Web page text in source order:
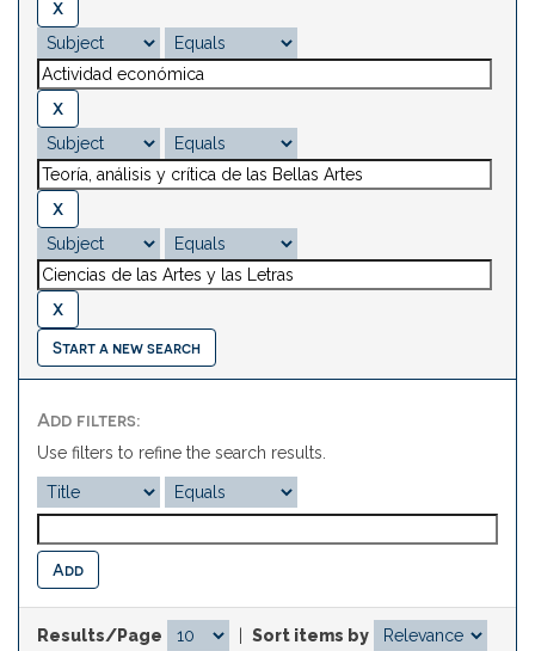
Start a new search
Add filters:
Use filters to refine the search results.
Results/Page
Sort items by